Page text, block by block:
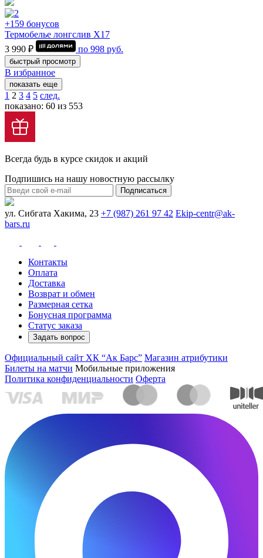
+159 бонусов
Термобелье лонгслив Х17
3 990 ₽
по 998 руб.
быстрый просмотр
В избранное
показать еще
1 2 3 4 5 след.
показано: 60 из 553
Всегда будь в курсе скидок и акций
Подпишись на нашу новостную рассылку
Подписаться
ул. Сибгата Хакима, 23 +7 (987) 261 97 42 Ekip-centr@ak-
bars.ru
Контакты
Оплата
Доставка
Возврат и обмен
Размерная сетка
Бонусная программа
Статус заказа
Задать вопрос
Официальный сайт ХК “Ак Барс” Магазин атрибутики
Билеты на матчи Мобильные приложения
Политика конфиденциальности Оферта